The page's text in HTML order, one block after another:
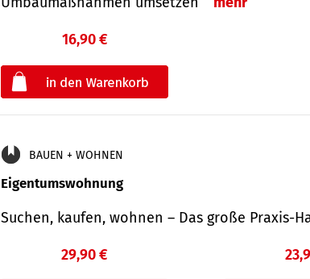
16,90 €
BAUEN + WOHNEN
Eigentumswohnung
Suchen, kaufen, wohnen – Das große Praxis-
29,90 €